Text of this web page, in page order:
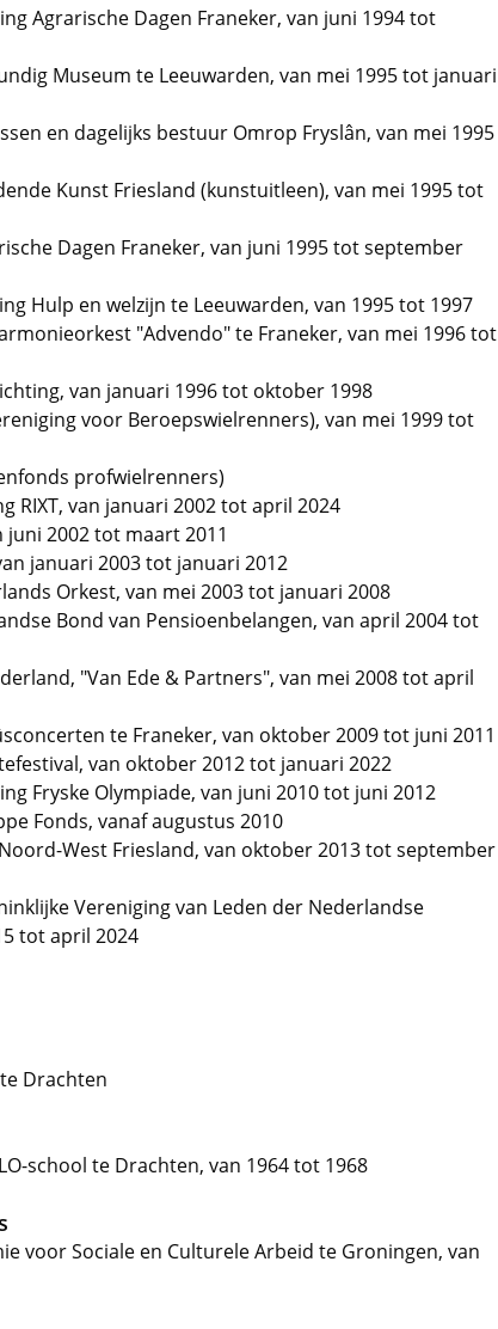
Agrarische Dagen Franeker, van juni 1994 tot
Museum te Leeuwarden, van mei 1995 tot januari
en dagelijks bestuur Omrop Fryslân, van mei 1995
Kunst Friesland (kunstuitleen), van mei 1995 tot
Dagen Franeker, van juni 1995 tot september
Hulp en welzijn te Leeuwarden, van 1995 tot 1997
"Advendo" te Franeker, van mei 1996 tot
van januari 1996 tot oktober 1998
voor Beroepswielrenners), van mei 1999 tot
profwielrenners)
RIXT, van januari 2002 tot april 2024
juni 2002 tot maart 2011
januari 2003 tot januari 2012
Orkest, van mei 2003 tot januari 2008
Bond van Pensioenbelangen, van april 2004 tot
"Van Ede & Partners", van mei 2008 tot april
te Franeker, van oktober 2009 tot juni 2011
van oktober 2012 tot januari 2022
Fryske Olympiade, van juni 2010 tot juni 2012
Fonds, vanaf augustus 2010
West Friesland, van oktober 2013 tot september
Vereniging van Leden der Nederlandse
tot april 2024
Drachten
school te Drachten, van 1964 tot 1968
voor Sociale en Culturele Arbeid te Groningen, van